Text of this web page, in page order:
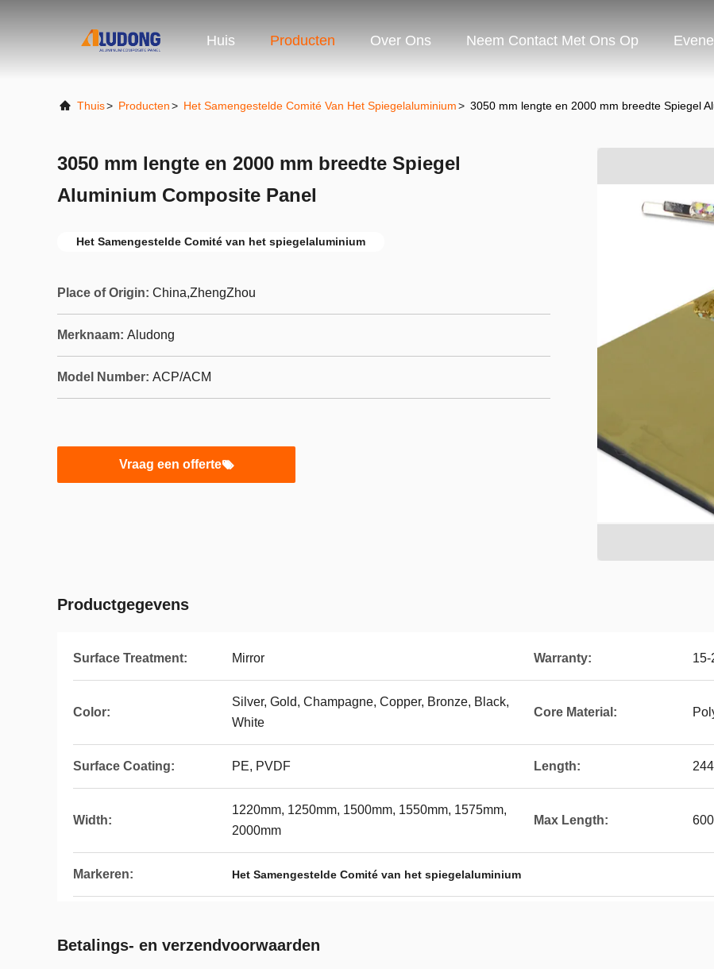
Huis Producten Over Ons Neem Contact Met Ons Op
Thuis> Producten> Het Samengestelde Comité Van Het Spiegelaluminium> 3050 mm lengte en 2000 mm breedte Spiegel
3050 mm lengte en 2000 mm breedte Spiegel
Aluminium Composite Panel
Het Samengestelde Comité van het spiegelaluminium
Place of Origin: China,ZhengZhou
Merknaam: Aludong
Model Number: ACP/ACM
Vraag een offerte
Productgegevens
Surface Treatment: Mirror Warranty: 15-
Color:
Silver, Gold, Champagne, Copper, Bronze, Black,
White
Core Material:
Surface Coating: PE, PVDF Length:
Width:
1220mm, 1250mm, 1500mm, 1550mm, 1575mm,
2000mm
Max Length:
Markeren: Het Samengestelde Comité van het spiegelaluminium
Betalings- en verzendvoorwaarden